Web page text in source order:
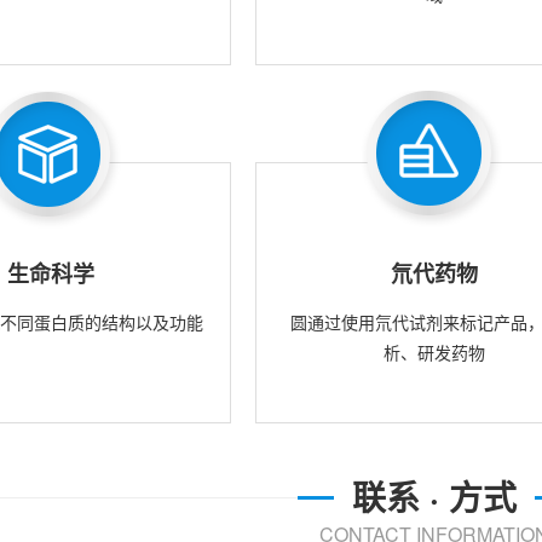
生命科学
同蛋白质的结构以及功能
氘代药物
圆通过使用氘代试剂来标记产品
析、研发药物
联系 · 方式
CONTACT